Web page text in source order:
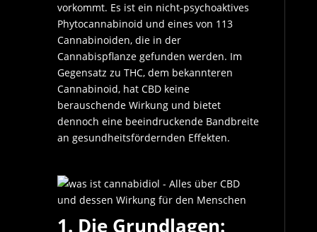
vorkommt. Es ist ein nicht-psychoaktives
Phytocannabinoid und eines von 113
Cannabinoiden, die in der
Cannabispflanze gefunden werden. Im
Gegensatz zu THC, dem bekannteren
Cannabinoid, hat CBD keine
berauschende Wirkung und bietet
dennoch eine beeindruckende Bandbreite
an gesundheitsfördernden Effekten.
1. Die Grundlagen: